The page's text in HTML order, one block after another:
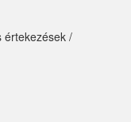
értekezések /